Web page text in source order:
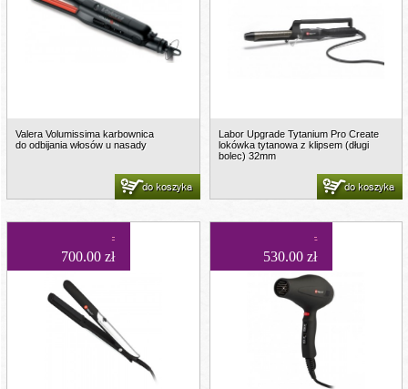
Valera Volumissima karbownica
do odbijania włosów u nasady
do koszyka
Labor Upgrade Tytanium Pro Create
lokówka tytanowa z klipsem (długi
bolec) 32mm
do koszyka
700.00 zł 530.00 zł